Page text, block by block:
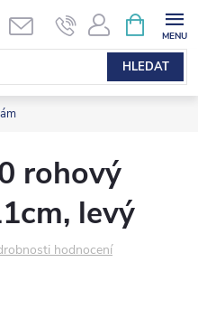
HLEDAT
NÁKUPNÍ
KOŠÍK
rohový
levý
hodnocení